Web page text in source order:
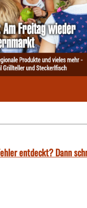
entdeckt? Dann